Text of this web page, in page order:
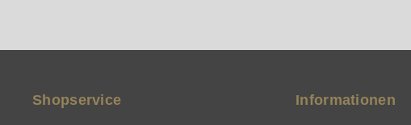
Shopservice Informationen